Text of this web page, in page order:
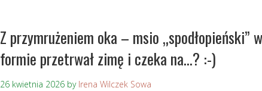
Z przymrużeniem oka – msio „spodłopieński”
formie przetrwał zimę i czeka na…? :-)
26 kwietnia 2026 by Irena Wilczek Sowa